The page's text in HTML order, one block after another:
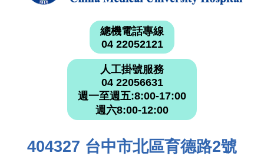
總機電話專線
04 22052121
人工掛號服務
04 22056631
週一至週五:8:00-17:00
週六8:00-12:00
404327 台中市北區育德路2號